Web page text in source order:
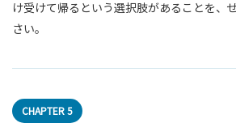
け受けて帰るという選択肢があることを、
さい。
CHAPTER 5